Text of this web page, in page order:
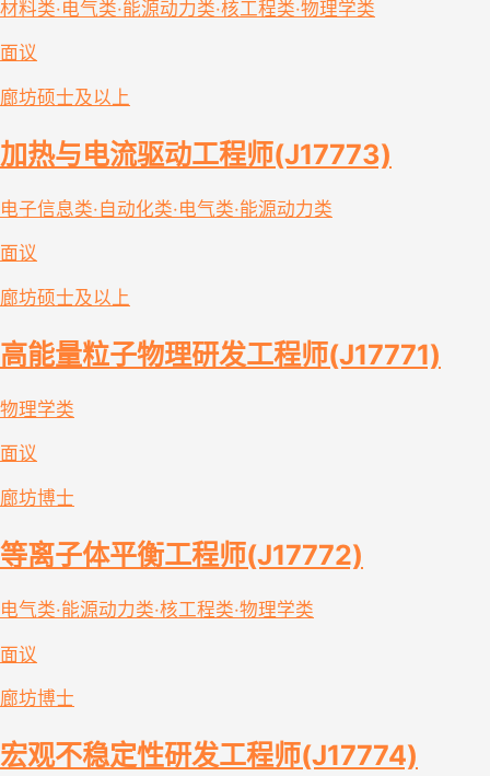
材料类·电气类·能源动力类·核工程类·物理学类
面议
廊坊硕士及以上
加热与电流驱动工程师(J17773)
电子信息类·自动化类·电气类·能源动力类
面议
廊坊硕士及以上
高能量粒子物理研发工程师(J17771)
物理学类
面议
廊坊博士
等离子体平衡工程师(J17772)
电气类·能源动力类·核工程类·物理学类
面议
廊坊博士
宏观不稳定性研发工程师(J17774)